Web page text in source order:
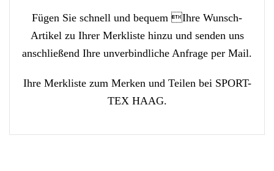
Fügen Sie schnell und bequem Ihre Wunsch-
Artikel zu Ihrer Merkliste hinzu und senden uns
anschließend Ihre unverbindliche Anfrage per Mail.
Ihre Merkliste zum Merken und Teilen bei SPORT-
TEX HAAG.